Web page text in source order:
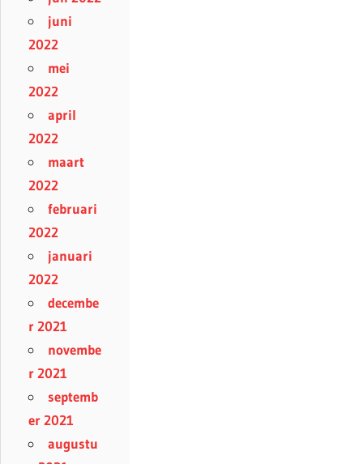
juni
2022
mei
2022
april
2022
maart
2022
februari
2022
januari
2022
decembe
r 2021
novembe
r 2021
septemb
er 2021
augustu